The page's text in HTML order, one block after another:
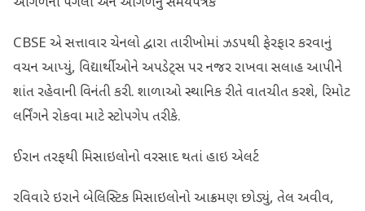
CBSE એ સત્તાવાર ચેનલો દ્વારા તારીખોમાં ઝડપથી ફેરફાર કરવાનું
વચન આપ્યું, વિદ્યાર્થીઓને અપડેટ્સ પર નજર રાખવા સલાહ આપીને
શાંત રહેવાની વિનંતી કરી. શાળાઓ સ્થાનિક રીતે વાતચીત કરશે, રિમોટ
લર્નિંગને રોકવા માટે સ્ટોપગેપ તરીકે.
ઈરાન તરફથી મિસાઇલોનો વરસાદ થતાં હાઇ એલર્ટ
રવિવારે ઇરાને બેલિસ્ટિક મિસાઇલોનો આક્રમણ છોડ્યું, તેલ અવીવ,